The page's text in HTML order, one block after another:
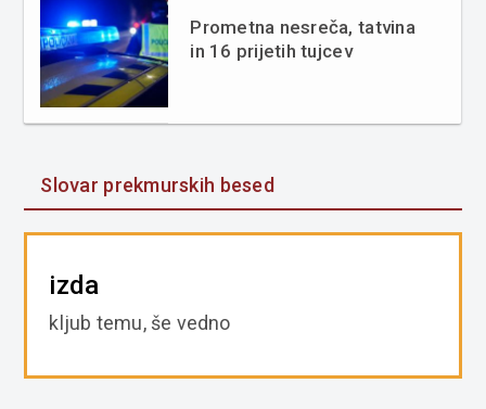
Prometna nesreča, tatvina
in 16 prijetih tujcev
Slovar prekmurskih besed
izda
kljub temu, še vedno